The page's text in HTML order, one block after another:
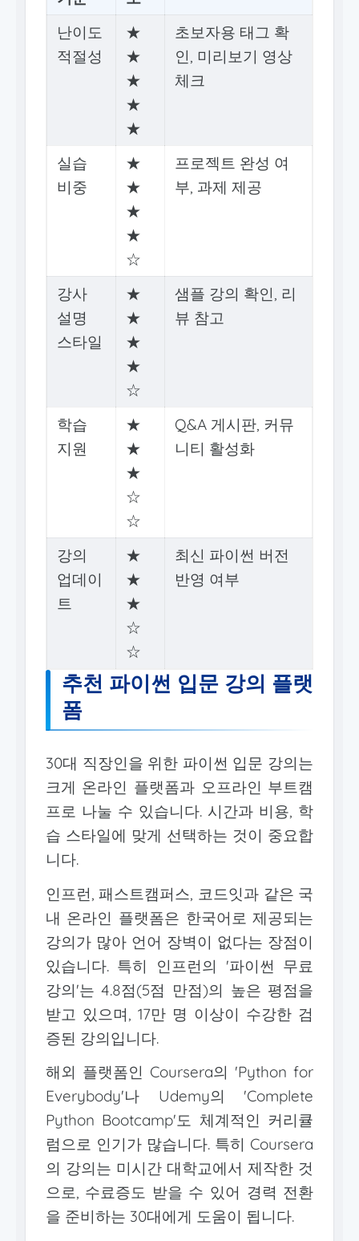
난이도
적절성
★
★
★
★
★
초보자용 태그 확
인, 미리보기 영상
체크
실습
비중
★
★
★
★
☆
프로젝트 완성 여
부, 과제 제공
강사
설명
스타일
★
★
★
★
☆
샘플 강의 확인, 리
뷰 참고
학습
지원
★
★
★
☆
☆
Q&A 게시판, 커뮤
니티 활성화
강의
업데이
트
★
★
★
☆
☆
최신 파이썬 버전
반영 여부
추천 파이썬 입문 강의 플랫
폼
30대 직장인을 위한 파이썬 입문 강의는
크게 온라인 플랫폼과 오프라인 부트캠
프로 나눌 수 있습니다. 시간과 비용, 학
습 스타일에 맞게 선택하는 것이 중요합
니다.
인프런, 패스트캠퍼스, 코드잇과 같은 국
내 온라인 플랫폼은 한국어로 제공되는
강의가 많아 언어 장벽이 없다는 장점이
있습니다. 특히 인프런의 '파이썬 무료
강의'는 4.8점(5점 만점)의 높은 평점을
받고 있으며, 17만 명 이상이 수강한 검
증된 강의입니다.
해외 플랫폼인 Coursera의 'Python for
Everybody'나 Udemy의 'Complete
Python Bootcamp'도 체계적인 커리큘
럼으로 인기가 많습니다. 특히 Coursera
의 강의는 미시간 대학교에서 제작한 것
으로, 수료증도 받을 수 있어 경력 전환
을 준비하는 30대에게 도움이 됩니다.